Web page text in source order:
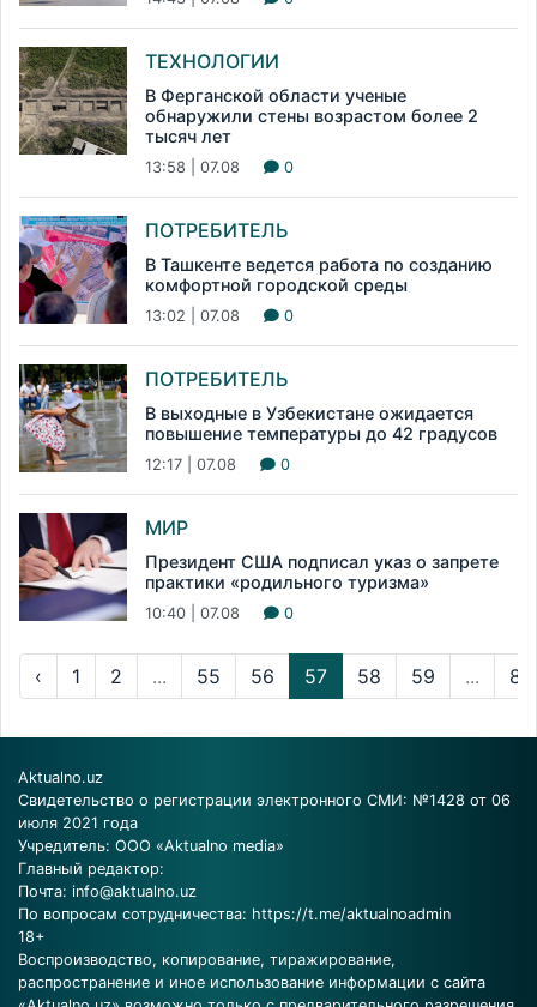
ТЕХНОЛОГИИ
В Ферганской области ученые
обнаружили стены возрастом более 2
тысяч лет
13:58 | 07.08 0
ПОТРЕБИТЕЛЬ
В Ташкенте ведется работа по созданию
комфортной городской среды
13:02 | 07.08 0
ПОТРЕБИТЕЛЬ
В выходные в Узбекистане ожидается
повышение температуры до 42 градусов
12:17 | 07.08 0
МИР
Президент США подписал указ о запрете
практики «родильного туризма»
10:40 | 07.08 0
‹ 1 2 ... 55 56 57 58 59 ... 83
Aktualno.uz
Свидетельство о регистрации электронного СМИ: №1428 от 06
июля 2021 года
Учредитель: ООО «Aktualno media»
Главный редактор:
Почта: info@aktualno.uz
По вопросам сотрудничества: https://t.me/aktualnoadmin
18+
Воспроизводство, копирование, тиражирование,
распространение и иное использование информации с сайта